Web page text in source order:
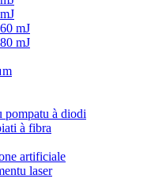
mJ
mJ
pompatu à diodi
à fibra
artificiale
laser